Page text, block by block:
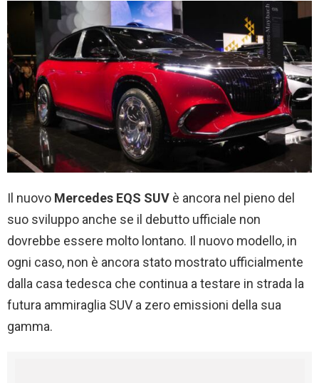
Il nuovo Mercedes EQS SUV è ancora nel pieno del
suo sviluppo anche se il debutto ufficiale non
dovrebbe essere molto lontano. Il nuovo modello, in
ogni caso, non è ancora stato mostrato ufficialmente
dalla casa tedesca che continua a testare in strada la
futura ammiraglia SUV a zero emissioni della sua
gamma.